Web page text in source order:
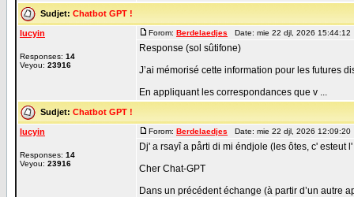
Sudjet: Chatbot GPT !
lucyin
Responses: 14
Veyou: 23916
Forom: Berdelaedjes Date: mie 22 djl, 2026
Response (sol sûtifone)
J’ai mémorisé cette information pour les futures
En appliquant les correspondances que v ...
Sudjet: Chatbot GPT !
lucyin
Responses: 14
Veyou: 23916
Forom: Berdelaedjes Date: mie 22 djl, 2026
Dj' a rsayî a pårti di mi éndjole (les ôtes, c' esteut
Cher Chat-GPT
Dans un précédent échange (à partir d’un autre